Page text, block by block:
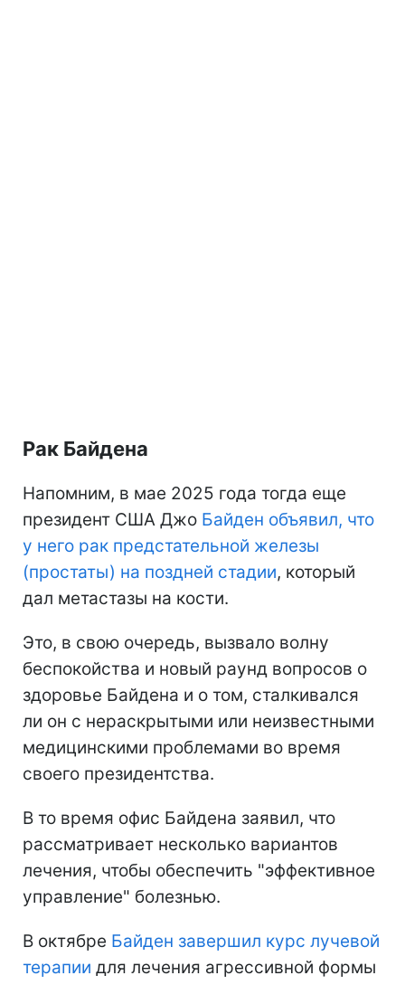
Рак Байдена
Напомним, в мае 2025 года тогда еще
президент США Джо Байден объявил, что
у него рак предстательной железы
(простаты) на поздней стадии, который
дал метастазы на кости.
Это, в свою очередь, вызвало волну
беспокойства и новый раунд вопросов о
здоровье Байдена и о том, сталкивался
ли он с нераскрытыми или неизвестными
медицинскими проблемами во время
своего президентства.
В то время офис Байдена заявил, что
рассматривает несколько вариантов
лечения, чтобы обеспечить "эффективное
управление" болезнью.
В октябре Байден завершил курс лучевой
терапии для лечения агрессивной формы